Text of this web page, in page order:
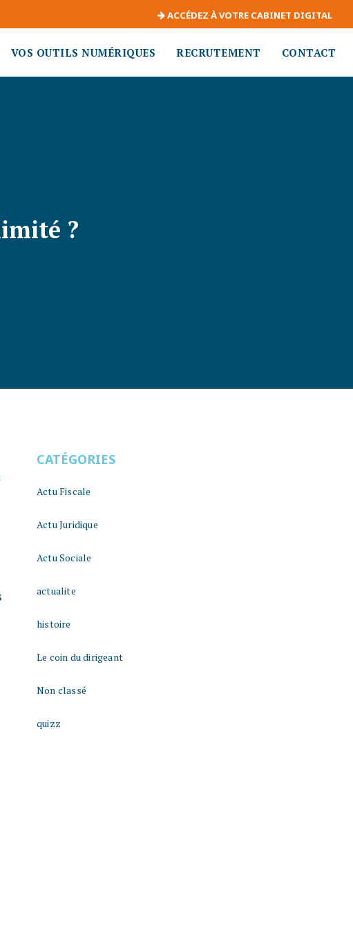
ACCÉDEZ À VOTRE CABINET DIGITAL
VOS OUTILS NUMÉRIQUES RECRUTEMENT CONTACT
?
CATÉGORIES
Actu Fiscale
Actu Juridique
Actu Sociale
actualite
histoire
Le coin du dirigeant
Non classé
quizz